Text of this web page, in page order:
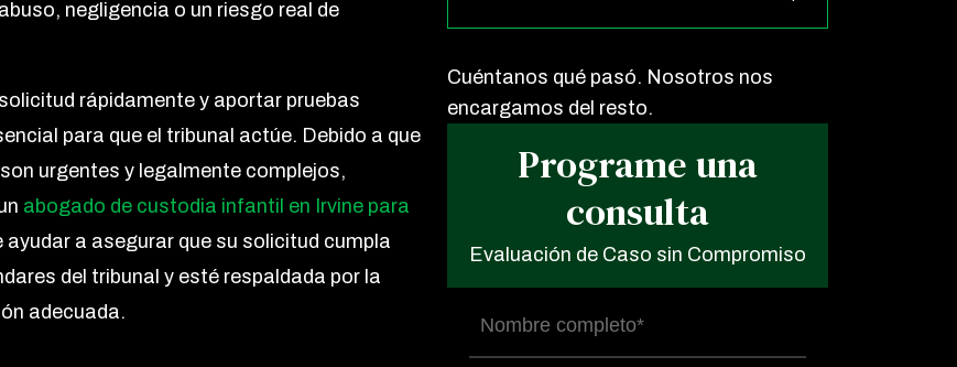
negligencia o un riesgo real de
rápidamente y aportar pruebas
para que el tribunal actúe. Debido a que
urgentes y legalmente complejos,
abogado de custodia infantil en Irvine para
ayudar a asegurar que su solicitud cumpla
del tribunal y esté respaldada por la
adecuada.
Cuéntanos qué pasó. Nosotros nos
encargamos del resto.
Programe una
consulta
Evaluación de Caso sin Compromiso
Nombre
completo(Obligatorio)